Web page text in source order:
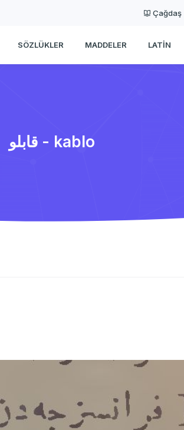
Çağdaş
SÖZLÜKLER MADDELER LATIN
قابلو - kablo